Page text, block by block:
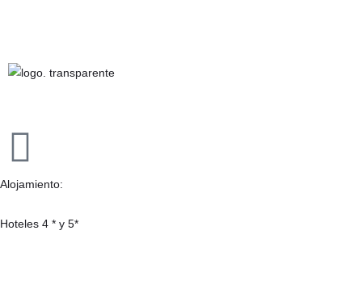
Alojamiento:
Hoteles 4 * y 5*